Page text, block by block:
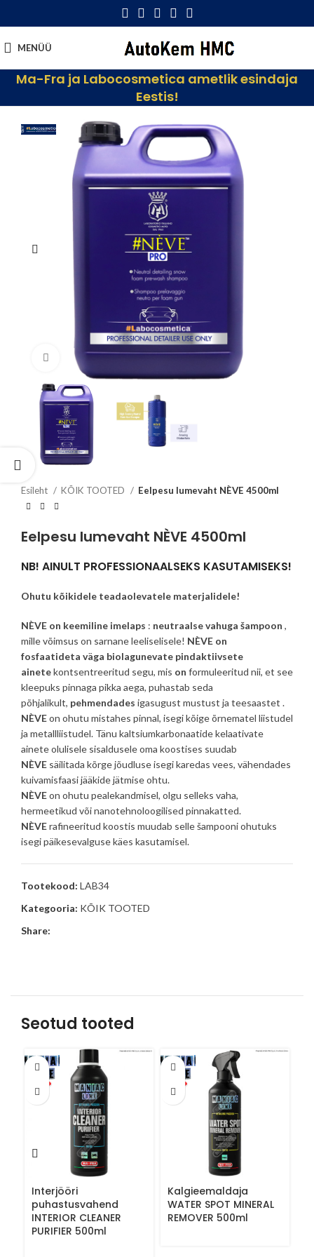
MENÜÜ
Ma-Fra ja Labocosmetica ametlik esindaja
Eestis!
Click to enlarge
Esileht KÕIK TOOTED Eelpesu lumevaht NÈVE 4500ml
Eelpesu lumevaht NÈVE 4500ml
NB! AINULT PROFESSIONAALSEKS KASUTAMISEKS!
Ohutu kõikidele teadaolevatele materjalidele!
NÈVE on keemiline imelaps : neutraalse vahuga šampoon ,
mille võimsus on sarnane leeliselisele! NÈVE on
fosfaatideta väga biolagunevate pindaktiivsete
ainetekontsentreeritud segu, mis on formuleeritud nii, et see
kleepuks pinnaga pikka aega, puhastab seda
põhjalikult, pehmendades igasugust mustust ja teesaastet .
NÈVEon ohutu mistahes pinnal, isegi kõige õrnematel liistudel
ja metallliistudel. Tänu kaltsiumkarbonaatide kelaativate
ainete olulisele sisaldusele oma koostises suudab
NÈVE säilitada kõrge jõudluse isegi karedas vees, vähendades
kuivamisfaasi jääkide jätmise ohtu.
NÈVEon ohutu pealekandmisel, olgu selleks vaha,
hermeetikud või nanotehnoloogilised pinnakatted.
NÈVErafineeritud koostis muudab selle šampooni ohutuks
isegi päikesevalguse käes kasutamisel.
Tootekood: LAB34
Kategooria: KÕIK TOOTED
Share:
Seotud tooted
Interjööri
puhastusvahend
INTERIOR CLEANER
PURIFIER 500ml
Kalgieemaldaja
WATER SPOT MINERAL
REMOVER 500ml